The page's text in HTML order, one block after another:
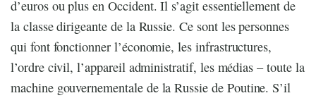
d’euros ou plus en Occident. Il s’agit essentiellement de
la classe dirigeante de la Russie. Ce sont les personnes
qui font fonctionner l’économie, les infrastructures,
l’ordre civil, l’appareil administratif, les médias – toute la
machine gouvernementale de la Russie de Poutine. S’il